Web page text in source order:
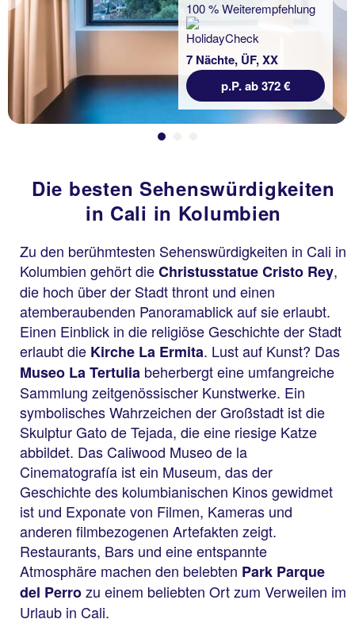
100 % Weiterempfehlung
7 Nächte, ÜF, XX
p.P. ab 372 €
Die besten Sehenswürdigkeiten
in Cali in Kolumbien
Zu den berühmtesten Sehenswürdigkeiten in Cali in
Kolumbien gehört dieChristusstatue Cristo Rey,
die hoch über der Stadt thront und einen
atemberaubenden Panoramablick auf sie erlaubt.
Einen Einblick in die religiöse Geschichte der Stadt
erlaubt die Kirche La Ermita. Lust auf Kunst? Das
Museo La Tertulia beherbergt eine umfangreiche
Sammlung zeitgenössischer Kunstwerke. Ein
symbolisches Wahrzeichen der Großstadt ist die
Skulptur Gato de Tejada, die eine riesige Katze
abbildet. Das Caliwood Museo de la
Cinematografía ist ein Museum, das der
Geschichte des kolumbianischen Kinos gewidmet
ist und Exponate von Filmen, Kameras und
anderen filmbezogenen Artefakten zeigt.
Restaurants, Bars und eine entspannte
Atmosphäre machen den belebten Park Parque
del Perrozu einem beliebten Ort zum Verweilen im
Urlaub in Cali.